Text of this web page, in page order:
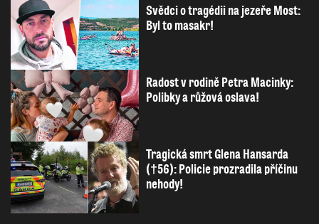
Svědci o tragédii na jezeře Most:
Byl to masakr!
Radost v rodině Petra Macinky:
Polibky a růžová oslava!
Tragická smrt Glena Hansarda
(†56): Policie prozradila příčinu
nehody!